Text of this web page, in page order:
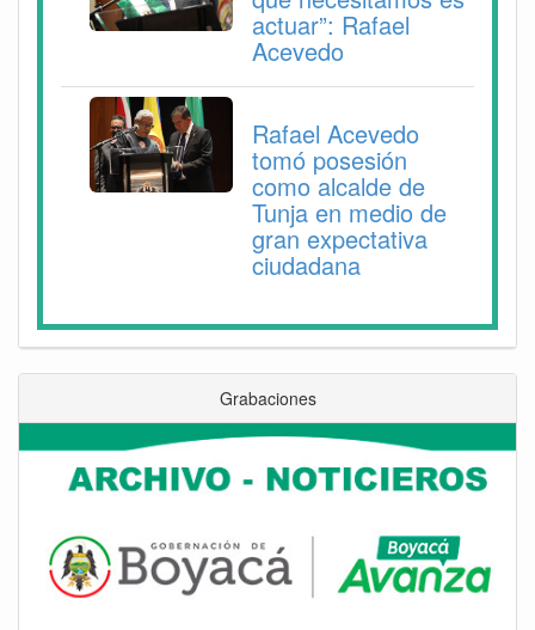
actuar”: Rafael
Acevedo
Rafael Acevedo
tomó posesión
como alcalde de
Tunja en medio de
gran expectativa
ciudadana
Grabaciones